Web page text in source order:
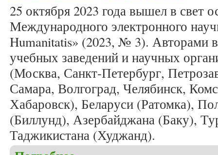
25 октября 2023 года вышел в свет
Международного электронного
Humanitatis» (2023, № 3). Авторами
учебных заведений и научных
(Москва, Санкт-Петербург,
Самара, Волгоград, Челябинск,
Хабаровск), Беларуси (Ратомка),
(Биллунд), Азербайджана (Баку),
Таджикистана (Худжанд).